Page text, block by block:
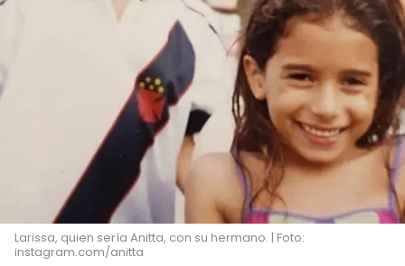
Larissa, quien sería Anitta, con su hermano. | Foto:
instagram.com/anitta